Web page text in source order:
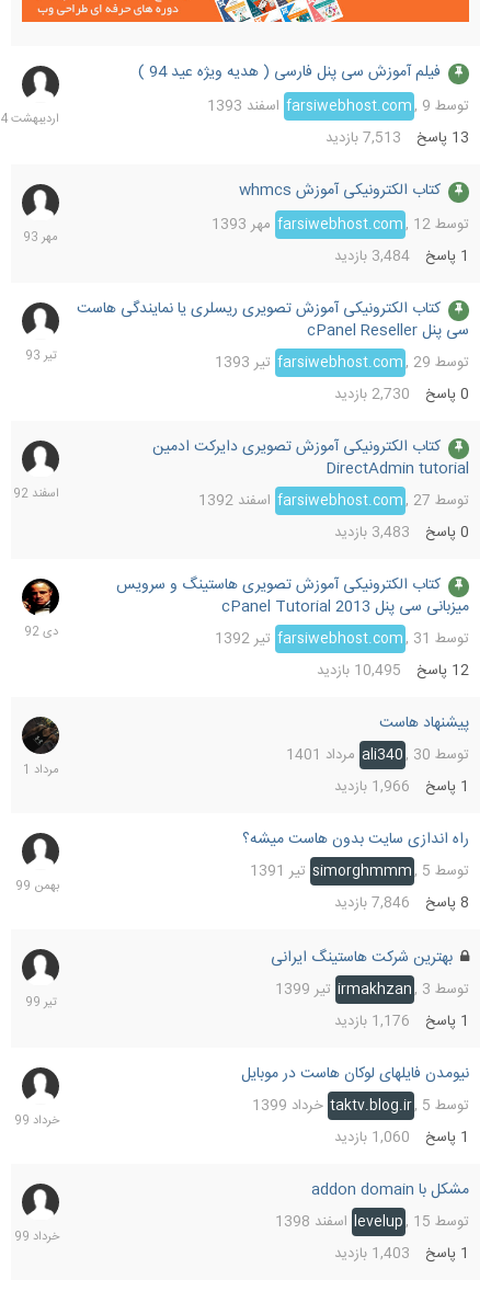
فیلم آموزش سی پنل فارسی ( هدیه ویژه عید 94 )
توسط farsiwebhost.com , 9 اسفند 1393
13 پاسخ 7,513 بازدید
10
کتاب الکترونیکی آموزش whmcs
توسط farsiwebhost.com ,12 مهر 1393
پاسخ 3,484 بازدید
21
مهر
کتاب الکترونیکی آموزش تصویری ریسلری یا نمایندگی هاست
سی پنل cPanel Reseller
توسط farsiwebhost.com ,29 تیر 1393
پاسخ 2,730بازدید
29
تیر
کتاب الکترونیکی آموزش تصویری دایرکت ادمین
DirectAdmin tutorial
توسط farsiwebhost.com ,27 اسفند 1392
پاسخ 3,483 بازدید
27
کتاب الکترونیکی آموزش تصویری هاستینگ و سرویس
میزبانی سی پنل cPanel Tutorial 2013
توسط farsiwebhost.com ,31 تیر 1392
12 پاسخ 10,495 بازدید
3
دی
پیشنهاد هاست
توسط ali340 ,30 مرداد 1401
پاسخ 1,966 بازدید
30
مرداد
راه اندازی سایت بدون هاست میشه؟
توسط simorghmmm , 5 تیر 1391
پاسخ 7,846 بازدید
29
بهمن
بهترین شرکت هاستینگ ایرانی
توسط irmakhzan , 3 تیر 1399
پاسخ 1,176 بازدید
8
تیر
نیومدن فایلهای لوکان هاست در موبایل
توسط taktv.blog.ir , 5 خرداد 1399
پاسخ 1,060 بازدید
6
مشکل با addon domain
توسط levelup ,15 اسفند 1398
پاسخ 1,403 بازدید
5